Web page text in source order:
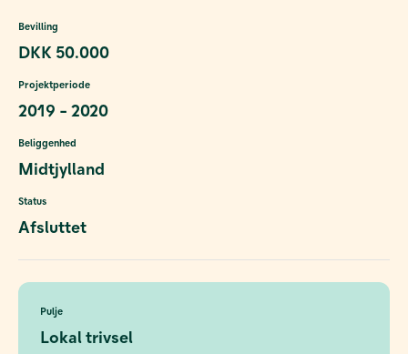
Bevilling
DKK 50.000
Projektperiode
2019 - 2020
Beliggenhed
Midtjylland
Status
Afsluttet
Pulje
Lokal trivsel